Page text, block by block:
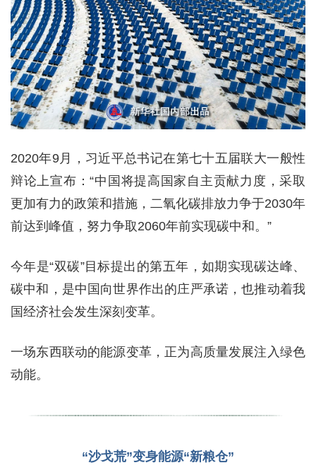
2020年9月，习近平总书记在第七十五届联大一般性
辩论上宣布：“中国将提高国家自主贡献力度，采取
更加有力的政策和措施，二氧化碳排放力争于2030年
前达到峰值，努力争取2060年前实现碳中和。”
今年是“双碳”目标提出的第五年，如期实现碳达峰、
碳中和，是中国向世界作出的庄严承诺，也推动着我
国经济社会发生深刻变革。
一场东西联动的能源变革，正为高质量发展注入绿色
动能。
“沙戈荒”变身能源“新粮仓”